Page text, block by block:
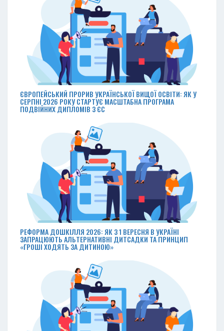
ЄВРОПЕЙСЬКИЙ ПРОРИВ УКРАЇНСЬКОЇ ВИЩОЇ ОСВІТИ: ЯК У
СЕРПНІ 2026 РОКУ СТАРТУЄ МАСШТАБНА ПРОГРАМА
ПОДВІЙНИХ ДИПЛОМІВ З ЄС
РЕФОРМА ДОШКІЛЛЯ 2026: ЯК З 1 ВЕРЕСНЯ В УКРАЇНІ
ЗАПРАЦЮЮТЬ АЛЬТЕРНАТИВНІ ДИТСАДКИ ТА ПРИНЦИП
«ГРОШІ ХОДЯТЬ ЗА ДИТИНОЮ»